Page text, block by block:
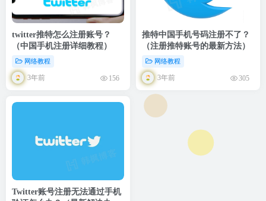
twitter推特怎么注册账号？
（中国手机注册详细教程）
网络教程
3年前 156
推特中国手机号码注册不了？
（注册推特账号的最新方法）
网络教程
3年前 305
Twitter账号注册无法通过手机